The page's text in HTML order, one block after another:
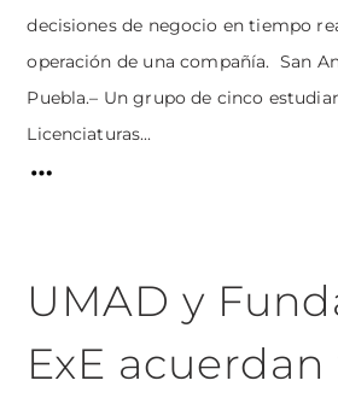
decisiones de negocio en tiempo
operación de una compañía. San
Puebla.– Un grupo de cinco
Licenciaturas...
UMAD y
ExE